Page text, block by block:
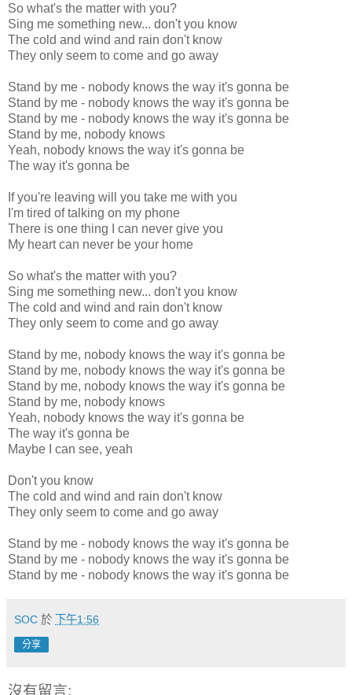
So what's the matter with you?
Sing me something new... don't you know
The cold and wind and rain don't know
They only seem to come and go away
Stand by me - nobody knows the way it's gonna be
Stand by me - nobody knows the way it's gonna be
Stand by me - nobody knows the way it's gonna be
Stand by me, nobody knows
Yeah, nobody knows the way it's gonna be
The way it's gonna be
If you're leaving will you take me with you
I'm tired of talking on my phone
There is one thing I can never give you
My heart can never be your home
So what's the matter with you?
Sing me something new... don't you know
The cold and wind and rain don't know
They only seem to come and go away
Stand by me, nobody knows the way it's gonna be
Stand by me, nobody knows the way it's gonna be
Stand by me, nobody knows the way it's gonna be
Stand by me, nobody knows
Yeah, nobody knows the way it's gonna be
The way it's gonna be
Maybe I can see, yeah
Don't you know
The cold and wind and rain don't know
They only seem to come and go away
Stand by me - nobody knows the way it's gonna be
Stand by me - nobody knows the way it's gonna be
Stand by me - nobody knows the way it's gonna be
SOC 於 下午1:56
分享
沒有留言: